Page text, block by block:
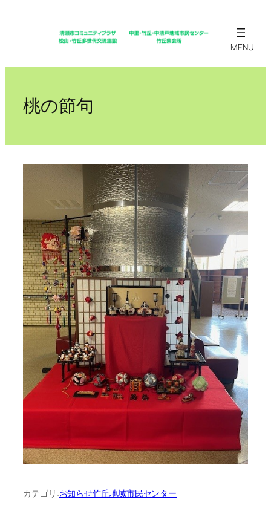
キ
桃の節句
カテゴリ:お知らせ竹丘地域市民センター